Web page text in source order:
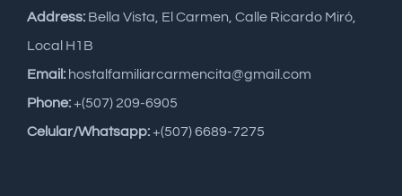
Address: Bella Vista, El Carmen, Calle Ricardo Miró,
Local H1B
Email: hostalfamiliarcarmencita@gmail.com
Phone:+(507) 209-6905
Celular/Whatsapp:+(507) 6689-7275